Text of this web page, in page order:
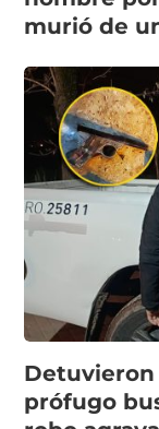
murió de
Detuvieron
prófugo